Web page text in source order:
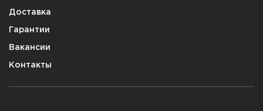
Доставка
Гарантии
Вакансии
Контакты